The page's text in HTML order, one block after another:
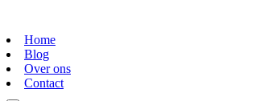
Home
Blog
Over ons
Contact